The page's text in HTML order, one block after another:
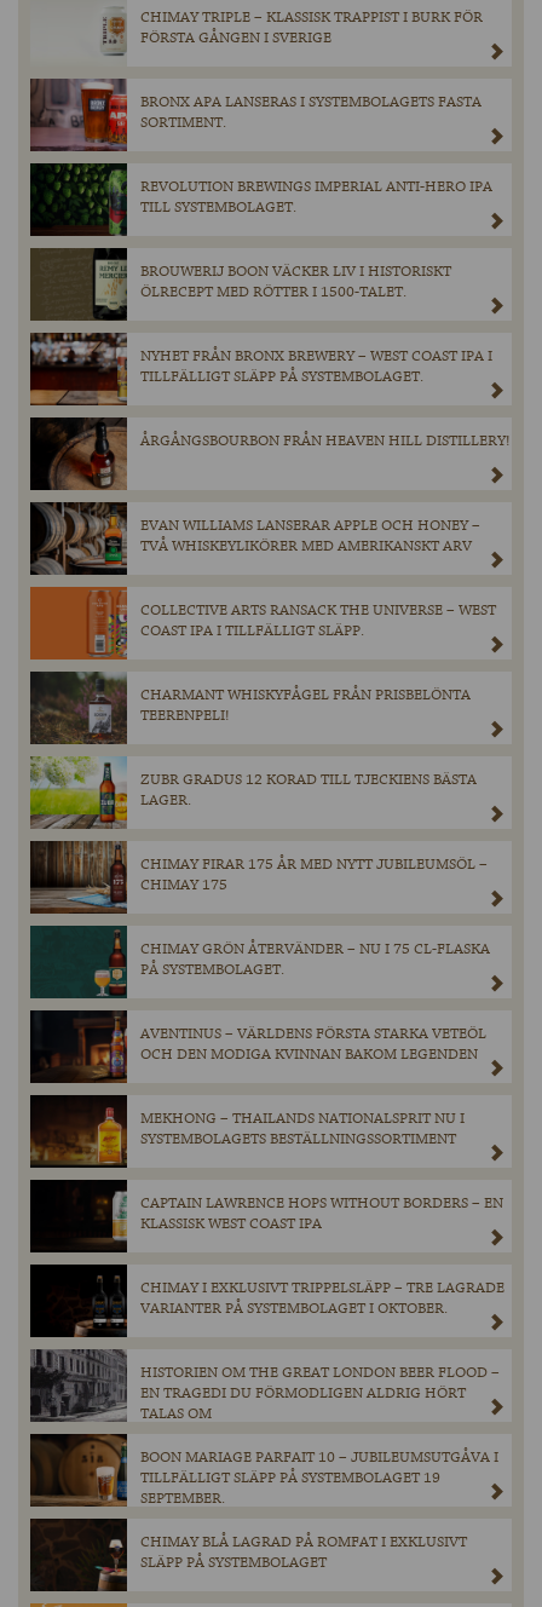
CHIMAY TRIPLE – KLASSISK TRAPPIST I BURK FÖR
FÖRSTA GÅNGEN I SVERIGE
BRONX APA LANSERAS I SYSTEMBOLAGETS FASTA
SORTIMENT.
REVOLUTION BREWINGS IMPERIAL ANTI-HERO IPA
TILL SYSTEMBOLAGET.
BROUWERIJ BOON VÄCKER LIV I HISTORISKT
ÖLRECEPT MED RÖTTER I 1500-TALET.
NYHET FRÅN BRONX BREWERY – WEST COAST IPA I
TILLFÄLLIGT SLÄPP PÅ SYSTEMBOLAGET.
ÅRGÅNGSBOURBON FRÅN HEAVEN HILL DISTILLERY!
EVAN WILLIAMS LANSERAR APPLE OCH HONEY –
TVÅ WHISKEYLIKÖRER MED AMERIKANSKT ARV
COLLECTIVE ARTS RANSACK THE UNIVERSE – WEST
COAST IPA I TILLFÄLLIGT SLÄPP.
CHARMANT WHISKYFÅGEL FRÅN PRISBELÖNTA
TEERENPELI!
ZUBR GRADUS 12 KORAD TILL TJECKIENS BÄSTA
LAGER.
CHIMAY FIRAR 175 ÅR MED NYTT JUBILEUMSÖL –
CHIMAY 175
CHIMAY GRÖN ÅTERVÄNDER – NU I 75 CL-FLASKA
PÅ SYSTEMBOLAGET.
AVENTINUS – VÄRLDENS FÖRSTA STARKA VETEÖL
OCH DEN MODIGA KVINNAN BAKOM LEGENDEN
MEKHONG – THAILANDS NATIONALSPRIT NU I
SYSTEMBOLAGETS BESTÄLLNINGSSORTIMENT
CAPTAIN LAWRENCE HOPS WITHOUT BORDERS – EN
KLASSISK WEST COAST IPA
CHIMAY I EXKLUSIVT TRIPPELSLÄPP – TRE LAGRADE
VARIANTER PÅ SYSTEMBOLAGET I OKTOBER.
HISTORIEN OM THE GREAT LONDON BEER FLOOD –
EN TRAGEDI DU FÖRMODLIGEN ALDRIG HÖRT
TALAS OM
BOON MARIAGE PARFAIT 10 – JUBILEUMSUTGÅVA I
TILLFÄLLIGT SLÄPP PÅ SYSTEMBOLAGET 19
SEPTEMBER.
CHIMAY BLÅ LAGRAD PÅ ROMFAT I EXKLUSIVT
SLÄPP PÅ SYSTEMBOLAGET